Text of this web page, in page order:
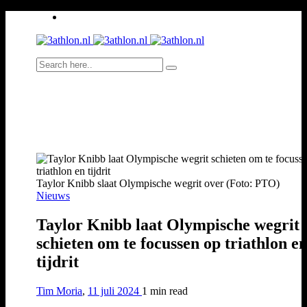
Taylor Knibb slaat Olympische wegrit over (Foto: PTO)
Nieuws
Taylor Knibb laat Olympische wegrit
schieten om te focussen op triathlon en
tijdrit
Tim Moria, 11 juli 2024 1 min read